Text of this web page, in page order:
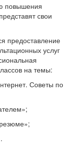
повышения
свои
предоставление
услуг
на темы:
Советы по